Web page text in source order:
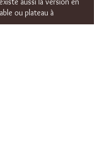
ou plateau à